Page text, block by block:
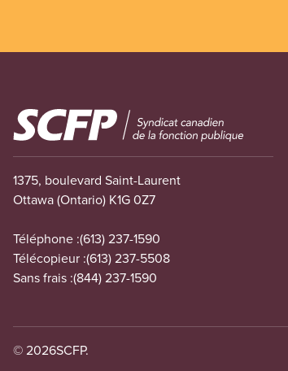
Image
1375, boulevard Saint-Laurent
Ottawa (Ontario) K1G 0Z7
Téléphone :(613) 237-1590
Télécopieur :(613) 237-5508
Sans frais :(844) 237-1590
© 2026SCFP.